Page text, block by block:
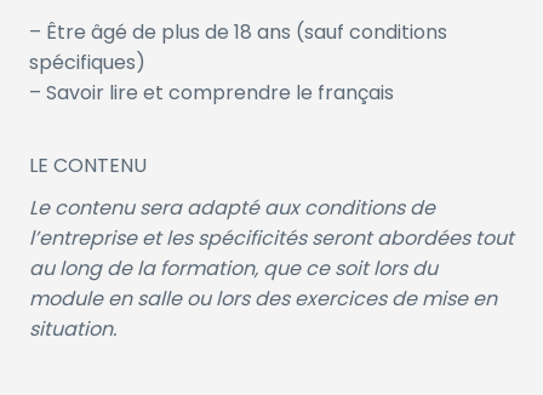
– Être âgé de plus de 18 ans (sauf conditions
spécifiques)
– Savoir lire et comprendre le français
LE CONTENU
Le contenu sera adapté aux conditions de
l’entreprise et les spécificités seront abordées tout
au long de la formation, que ce soit lors du
module en salle ou lors des exercices de mise en
situation.